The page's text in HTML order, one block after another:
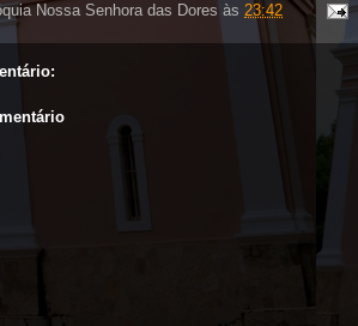
Nossa Senhora das Dores às 23:42